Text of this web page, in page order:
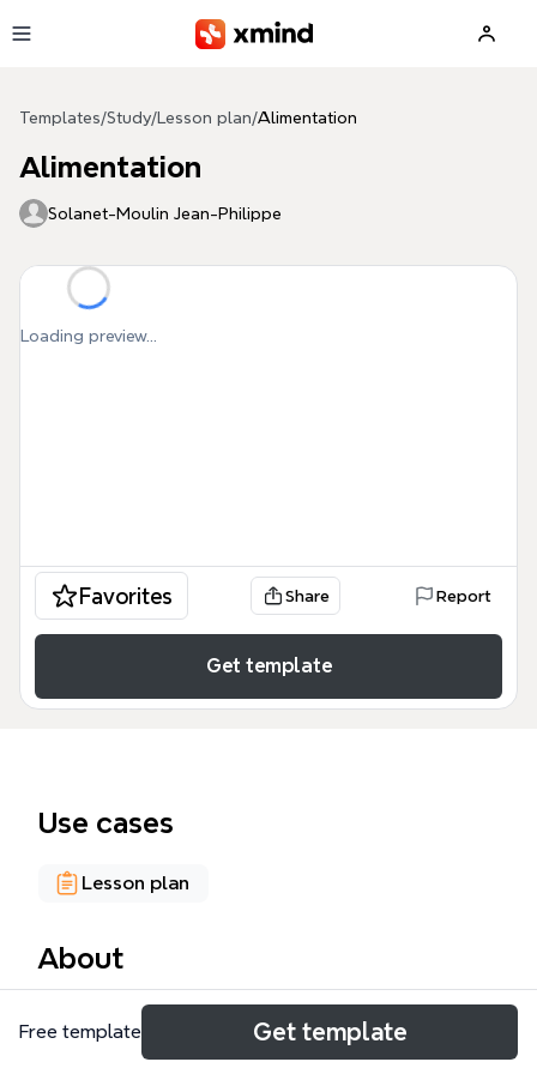
Templates/Study/ Lesson plan/Alimentation
Alimentation
Solanet-Moulin Jean-Philippe
Loading preview...
Favorites Share Report
Get template
Use cases
Lesson plan
About
Cette carte mentale sur l'alimentation, créée par
des élèves de CM2, explore les bases de la nutrition
Free template Get template